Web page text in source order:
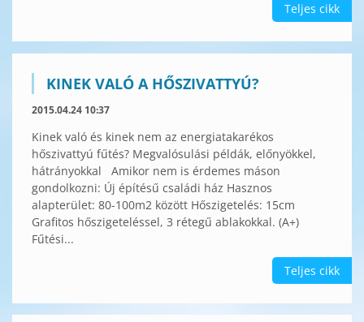
Teljes cikk
KINEK VALÓ A HŐSZIVATTYÚ?
2015.04.24 10:37
Kinek való és kinek nem az energiatakarékos
hőszivattyú fűtés? Megvalósulási példák, előnyökkel,
hátrányokkal Amikor nem is érdemes máson
gondolkozni: Új építésű családi ház Hasznos
alapterület: 80-100m2 között Hőszigetelés: 15cm
Grafitos hőszigeteléssel, 3 rétegű ablakokkal. (A+)
Fűtési...
Teljes cikk